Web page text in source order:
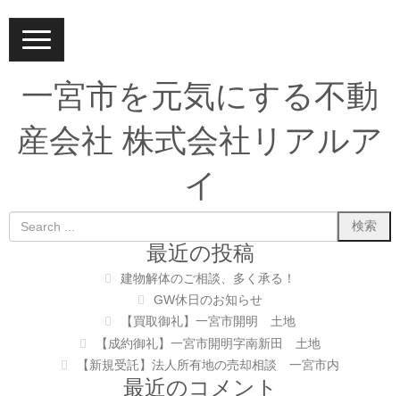
N
a
v
g
i
o
一宮市を元気にする不動
産会社 株式会社リアルア
イ
最近の投稿
建物解体のご相談、多く承る！
GW休日のお知らせ
【買取御礼】一宮市開明 土地
【成約御礼】一宮市開明字南新田 土地
【新規受託】法人所有地の売却相談 一宮市内
最近のコメント